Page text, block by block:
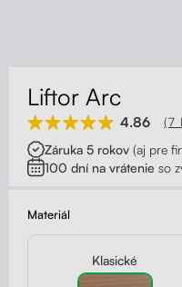
Stojany na
Skrinky so
Akustické paravány
Opierky
Liftor Arc
4.86 (7
Záruka 5 rokov (aj pre
100 dní na vrátenie so
Materiál
Klasické